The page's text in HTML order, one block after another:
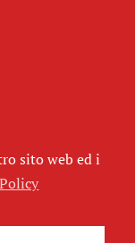
sito web ed i